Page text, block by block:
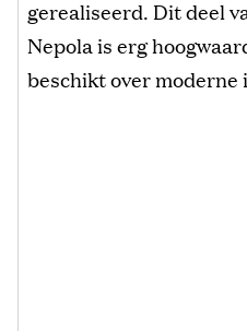
gerealiseerd. Dit deel
Nepola is erg
beschikt over